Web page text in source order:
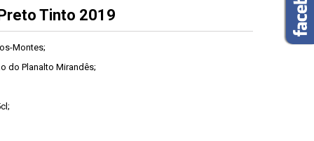
Tinto 2019
Montes;
do Planalto Mirandês;